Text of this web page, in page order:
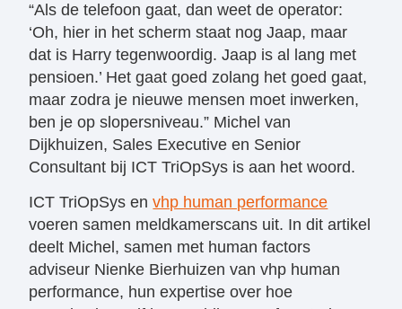
“Als de telefoon gaat, dan weet de operator:
‘Oh, hier in het scherm staat nog Jaap, maar
dat is Harry tegenwoordig. Jaap is al lang met
pensioen.’ Het gaat goed zolang het goed gaat,
maar zodra je nieuwe mensen moet inwerken,
ben je op slopersniveau.” Michel van
Dijkhuizen, Sales Executive en Senior
Consultant bij ICT TriOpSys is aan het woord.
ICT TriOpSys envhp human performance
voeren samen meldkamerscans uit. In dit artikel
deelt Michel, samen met human factors
adviseur Nienke Bierhuizen van vhp human
performance, hun expertise over hoe